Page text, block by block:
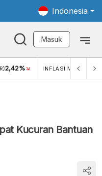
Indonesia
Masuk
2,42% INFLASI MOM (APR)
Kucuran Bantuan